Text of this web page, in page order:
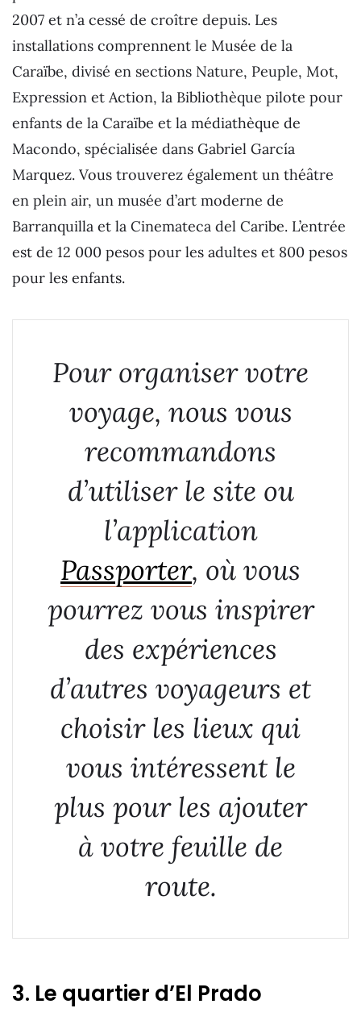
2007 et n’a cessé de croître depuis. Les
installations comprennent le Musée de la
Caraïbe, divisé en sections Nature, Peuple, Mot,
Expression et Action, la Bibliothèque pilote pour
enfants de la Caraïbe et la médiathèque de
Macondo, spécialisée dans Gabriel García
Marquez. Vous trouverez également un théâtre
en plein air, un musée d’art moderne de
Barranquilla et la Cinemateca del Caribe. L’entrée
est de 12 000 pesos pour les adultes et 800 pesos
pour les enfants.
Pour organiser votre
voyage, nous vous
recommandons
d’utiliser le site ou
l’application
Passporter, où vous
pourrez vous inspirer
des expériences
d’autres voyageurs et
choisir les lieux qui
vous intéressent le
plus pour les ajouter
à votre feuille de
route.
3. Le quartier d’El Prado